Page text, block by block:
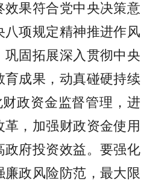
效果符合党中央决策意
八项规定精神推进作风
固拓展深入贯彻中央
育成果，动真碰硬持续
财政资金监督管理，进
，加强财政资金使用
府投资效益。要强化
政风险防范，最大限